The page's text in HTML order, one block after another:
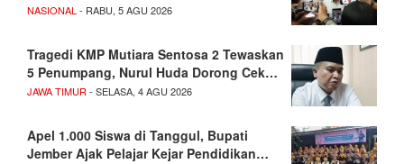
NASIONAL - RABU, 5 AGU 2026
Tragedi KMP Mutiara Sentosa 2 Tewaskan
5 Penumpang, Nurul Huda Dorong Cek…
JAWA TIMUR - SELASA, 4 AGU 2026
Apel 1.000 Siswa di Tanggul, Bupati
Jember Ajak Pelajar Kejar Pendidikan…